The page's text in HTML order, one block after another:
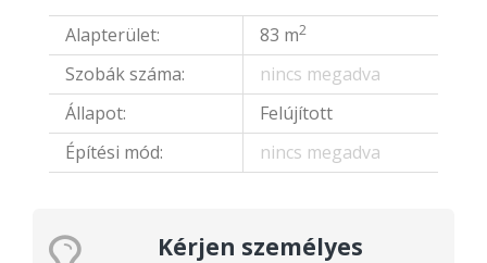
Alapterület: 83 m2
Szobák száma:
nincs megadva
Állapot:
Felújított
Építési mód:
nincs megadva
Kérjen személyes